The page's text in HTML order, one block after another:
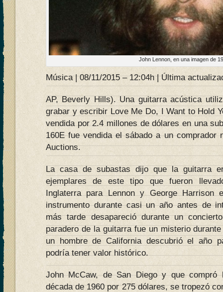
John Lennon, en una imagen de
Música | 08/11/2015 – 12:04h | Última
AP, Beverly Hills). Una guitarra acústica
grabar y escribir Love Me Do, I Want to Hold
vendida por 2.4 millones de dólares en una
160E fue vendida el sábado a un comprador
Auctions.
La casa de subastas dijo que la guitarra
ejemplares de este tipo que fueron
Inglaterra para Lennon y George Harrison
instrumento durante casi un año antes de
más tarde desapareció durante un
paradero de la guitarra fue un misterio
un hombre de California descubrió el año
podría tener valor histórico.
John McCaw, de San Diego y que
década de 1960 por 275 dólares, se tropezó